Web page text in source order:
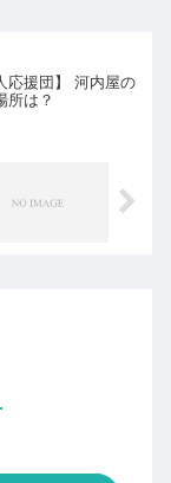
応援団】 河内屋の
所は？